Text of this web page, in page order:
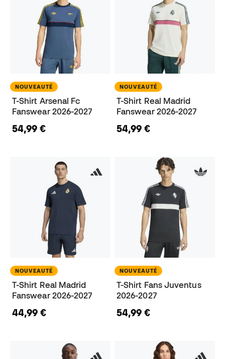
NOUVEAUTÉ
T-Shirt Arsenal Fc
Fanswear 2026-2027
54,99 €
NOUVEAUTÉ
T-Shirt Real Madrid
Fanswear 2026-2027
54,99 €
NOUVEAUTÉ
T-Shirt Real Madrid
Fanswear 2026-2027
44,99 €
NOUVEAUTÉ
T-Shirt Fans Juventus
2026-2027
54,99 €